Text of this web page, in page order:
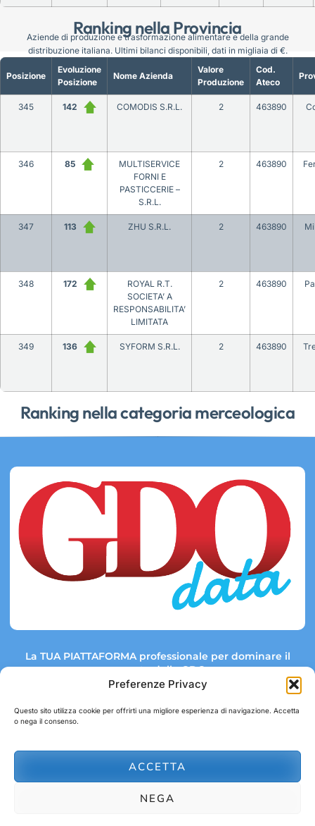
Preferenze Privacy
Questo sito utilizza cookie per offrirti una migliore esperienza di navigazione. Accetta
o nega il consenso.
ACCETTA
NEGA
Ranking nella Provincia
Ranking nella categoria merceologica
Posizione
Evoluzione
Posizione
Nome Azienda
Valore
Produzione
Cod.
Ateco
345 142 COMODIS S.R.L. 2 463890
346 85
MULTISERVICE
FORNI E
PASTICCERIE –
S.R.L.
2 463890
347 113 ZHU S.R.L. 2 463890
348 172
ROYAL R.T.
SOCIETA’ A
RESPONSABILITA’
LIMITATA
2 463890
349 136 SYFORM S.R.L. 2 463890
Aziende di produzione e trasformazione alimentare e della grande
distribuzione italiana. Ultimi bilanci disponibili, dati in migliaia di €.
La TUA PIATTAFORMA professionale per dominare il
mercato della GDO.
Link rapidi:
abbonamenti@gdodata.it